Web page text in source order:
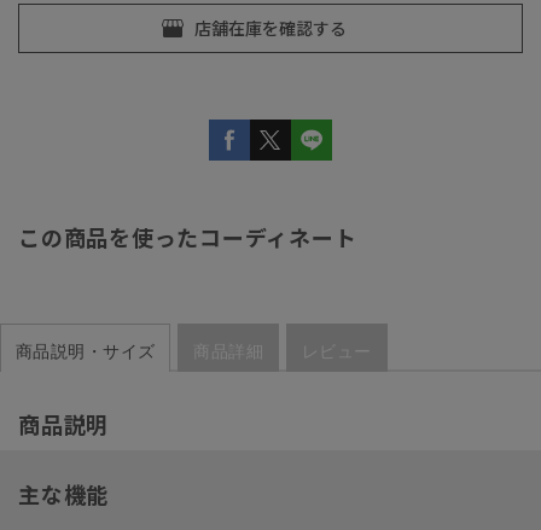
この商品を使ったコーディネート
商品説明・サイズ 商品詳細 レビュー
商品説明
主な機能